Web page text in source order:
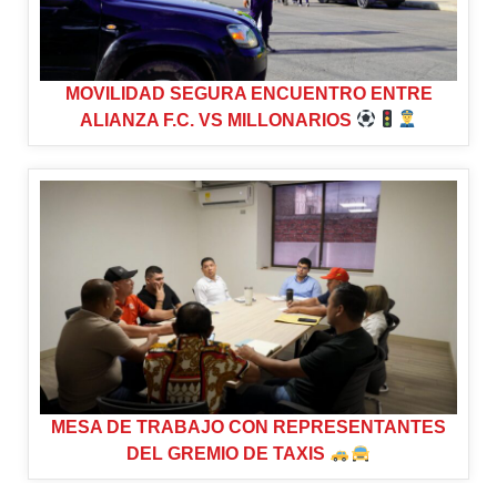
MOVILIDAD SEGURA ENCUENTRO ENTRE
ALIANZA F.C. VS MILLONARIOS
MESA DE TRABAJO CON REPRESENTANTES
DEL GREMIO DE TAXIS